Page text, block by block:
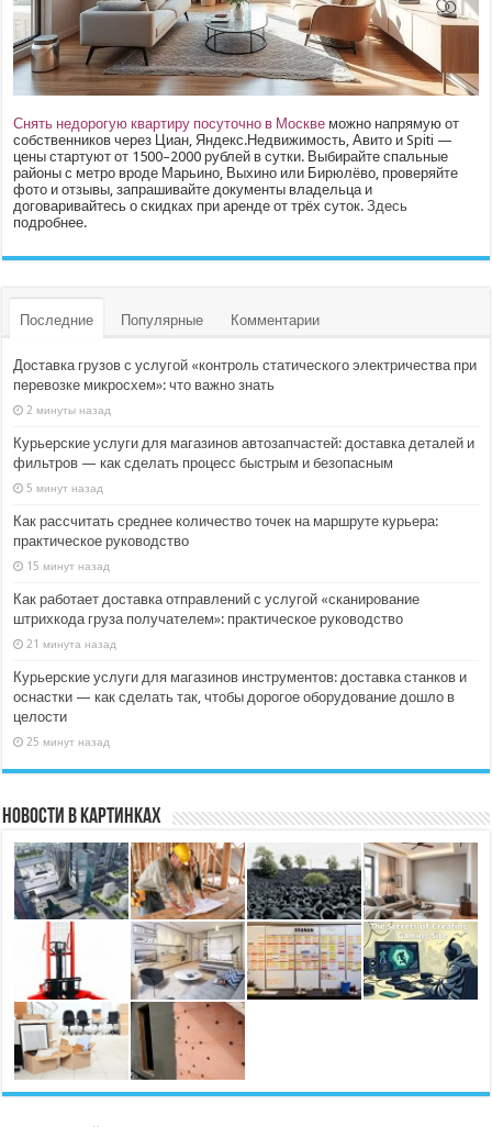
Снять недорогую квартиру посуточно в Москве можно напрямую от
собственников через Циан, Яндекс.Недвижимость, Авито и Spiti —
цены стартуют от 1500–2000 рублей в сутки. Выбирайте спальные
районы с метро вроде Марьино, Выхино или Бирюлёво, проверяйте
фото и отзывы, запрашивайте документы владельца и
договаривайтесь о скидках при аренде от трёх суток.Здесь
подробнее.
Последние Популярные Комментарии
Доставка грузов с услугой «контроль статического электричества при
перевозке микросхем»: что важно знать
2 минуты назад
Курьерские услуги для магазинов автозапчастей: доставка деталей и
фильтров — как сделать процесс быстрым и безопасным
5 минут назад
Как рассчитать среднее количество точек на маршруте курьера:
практическое руководство
15 минут назад
Как работает доставка отправлений с услугой «сканирование
штрихкода груза получателем»: практическое руководство
21 минута назад
Курьерские услуги для магазинов инструментов: доставка станков и
оснастки — как сделать так, чтобы дорогое оборудование дошло в
целости
25 минут назад
Новости в картинках